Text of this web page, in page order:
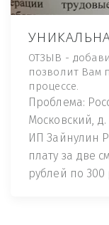
ОТЗЫВ -
позволит Вам
процессе.
Проблема:
Московский, д.
ИП Зайнулин
плату за две
рублей по 300